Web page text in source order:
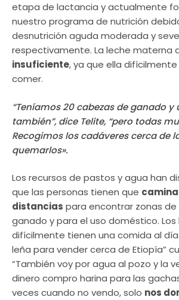
etapa de lactancia y actualmente
nuestro programa de nutrición
desnutrición aguda moderada y
respectivamente. La leche materna
insuficiente, ya que ella
comer.
“Teníamos 20 cabezas de ganado y
también”, dice Telite, “pero todas
Recogimos los cadáveres cerca de
quemarlos».
Los recursos de pastos y agua han
que las personas tienen que
distancias para encontrar zonas
ganado y para el uso doméstico. Los
difícilmente tienen una comida al
leña para vender cerca de Etiopía”
“También voy por agua al pozo y la
dinero compro harina para las
veces cuando no vendo, solo nos